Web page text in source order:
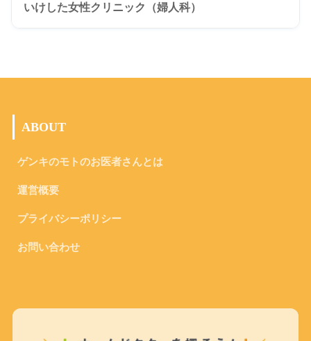
いけした女性クリニック（婦人科）
ABOUT
ゲンキのモトのお医者さんとは
運営概要
プライバシーポリシー
お問い合わせ